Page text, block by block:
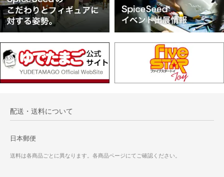
配送・送料について
日本郵便
送料は各商品ごとに異なります。各商品ページにてご確認ください。